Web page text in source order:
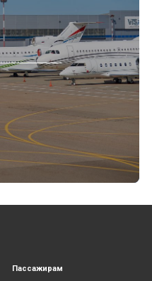
Пассажирам